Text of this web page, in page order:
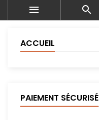
 
ACCUEIL
PAIEMENT SÉCURISÉ